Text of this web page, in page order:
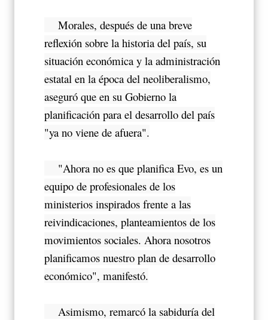
Morales, después de una breve
reflexión sobre la historia del país, su
situación económica y la administración
estatal en la época del neoliberalismo,
aseguró que en su Gobierno la
planificación para el desarrollo del país
"ya no viene de afuera".
"Ahora no es que planifica Evo, es un
equipo de profesionales de los
ministerios inspirados frente a las
reivindicaciones, planteamientos de los
movimientos sociales. Ahora nosotros
planificamos nuestro plan de desarrollo
económico", manifestó.
Asimismo, remarcó la sabiduría del